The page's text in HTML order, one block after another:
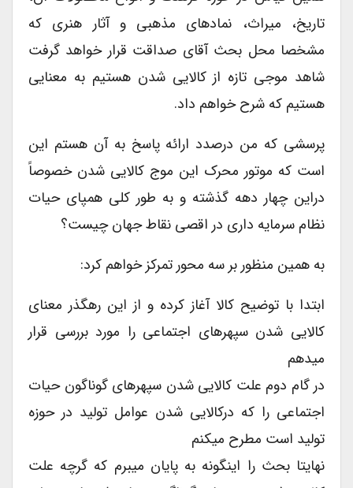
تاریخ، میراث، نمادهای مذهبی و آثار هنری که
مشخصا محل بحث آقای صداقت قرار خواهد گرفت
شاهد موجی تازه از کالایی شدن هستیم به معنایی
هستیم که شرح خواهم داد.
پرسشی که من درصدد ارائه پاسخ به آن هستم این
است که موتور محرک این موج کالایی شدن خصوصاً
دراین چهار دهه گذشته و به طور کلی همپای حیات
نظام سرمایه داری در اقصی نقاط جهان چیست؟
به همین منظور بر سه محور تمرکز خواهم کرد:
ابتدا با توضیح کالا آغاز کرده و از این رهگذر معنای
کالایی شدن سپهرهای اجتماعی را مورد بررسی قرار
میدهم
در گام دوم علت کالایی شدن سپهرهای گوناگون حیات
اجتماعی را که درکالایی شدن عوامل تولید در حوزه
تولید است مطرح میکنم
نهایتا بحث را اینگونه به پایان میبرم که گرچه علت